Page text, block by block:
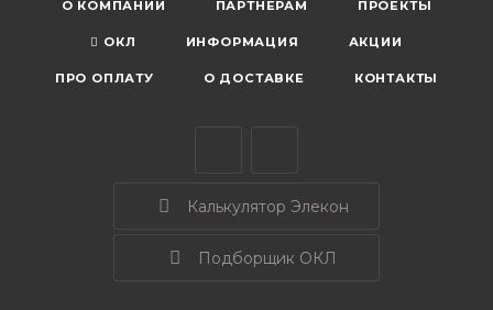
О КОМПАНИИ ПАРТНЕРАМ ПРОЕКТЫ
ОКЛ ИНФОРМАЦИЯ АКЦИИ
ПРО ОПЛАТУ О ДОСТАВКЕ КОНТАКТЫ
Калькулятор Элекон
Подборщик ОКЛ